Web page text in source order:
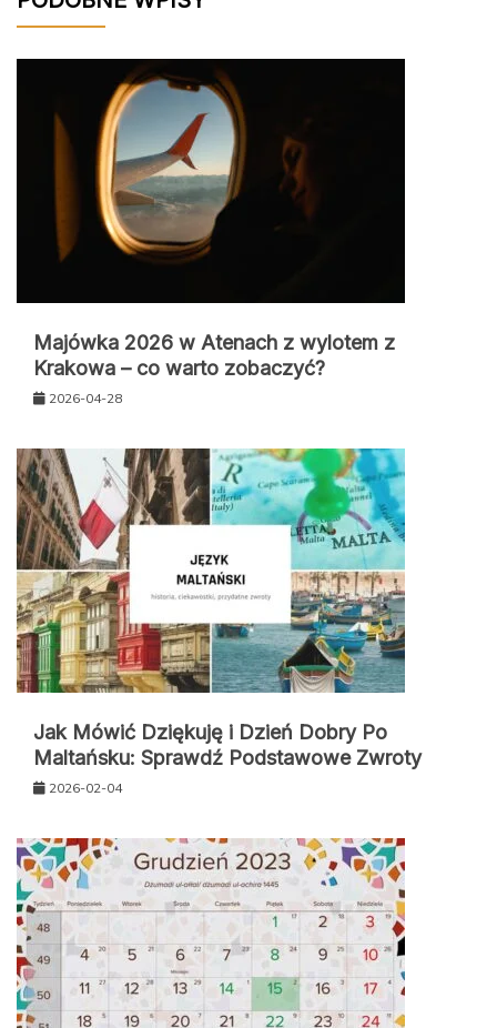
Majówka 2026 w Atenach z wylotem z
Krakowa – co warto zobaczyć?
2026-04-28
Jak Mówić Dziękuję i Dzień Dobry Po
Maltańsku: Sprawdź Podstawowe Zwroty
2026-02-04